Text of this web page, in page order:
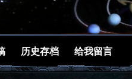
历史存档 给我留言